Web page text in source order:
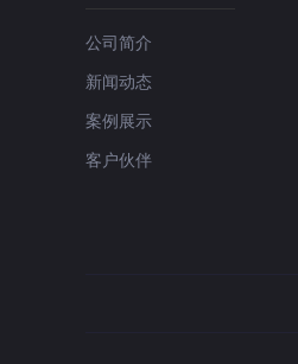
公司简介
新闻动态
案例展示
客户伙伴